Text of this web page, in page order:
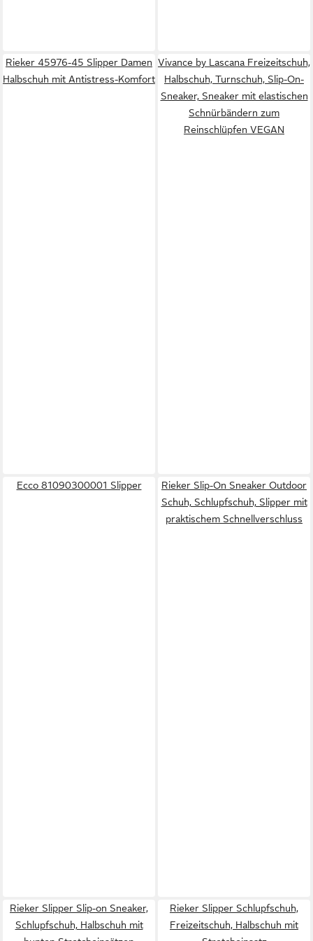
Rieker 45976-45 Slipper Damen
Halbschuh mit Antistress-Komfort
Vivance by Lascana Freizeitschuh,
Halbschuh, Turnschuh, Slip-On-
Sneaker, Sneaker mit elastischen
Schnürbändern zum
Reinschlüpfen VEGAN
Ecco 81090300001 Slipper
Rieker Slip-On Sneaker Outdoor
Schuh, Schlupfschuh, Slipper mit
praktischem Schnellverschluss
Rieker Slipper Slip-on Sneaker,
Schlupfschuh, Halbschuh mit
Rieker Slipper Schlupfschuh,
Freizeitschuh, Halbschuh mit